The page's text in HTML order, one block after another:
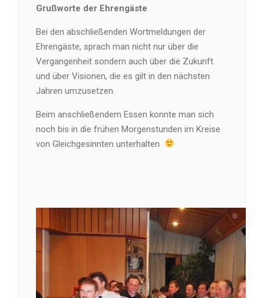
Grußworte der Ehrengäste
Bei den abschließenden Wortmeldungen der
Ehrengäste, sprach man nicht nur über die
Vergangenheit sondern auch über die Zukunft
und über Visionen, die es gilt in den nächsten
Jahren umzusetzen.
Beim anschließendem Essen konnte man sich
noch bis in die frühen Morgenstunden im Kreise
von Gleichgesinnten unterhalten